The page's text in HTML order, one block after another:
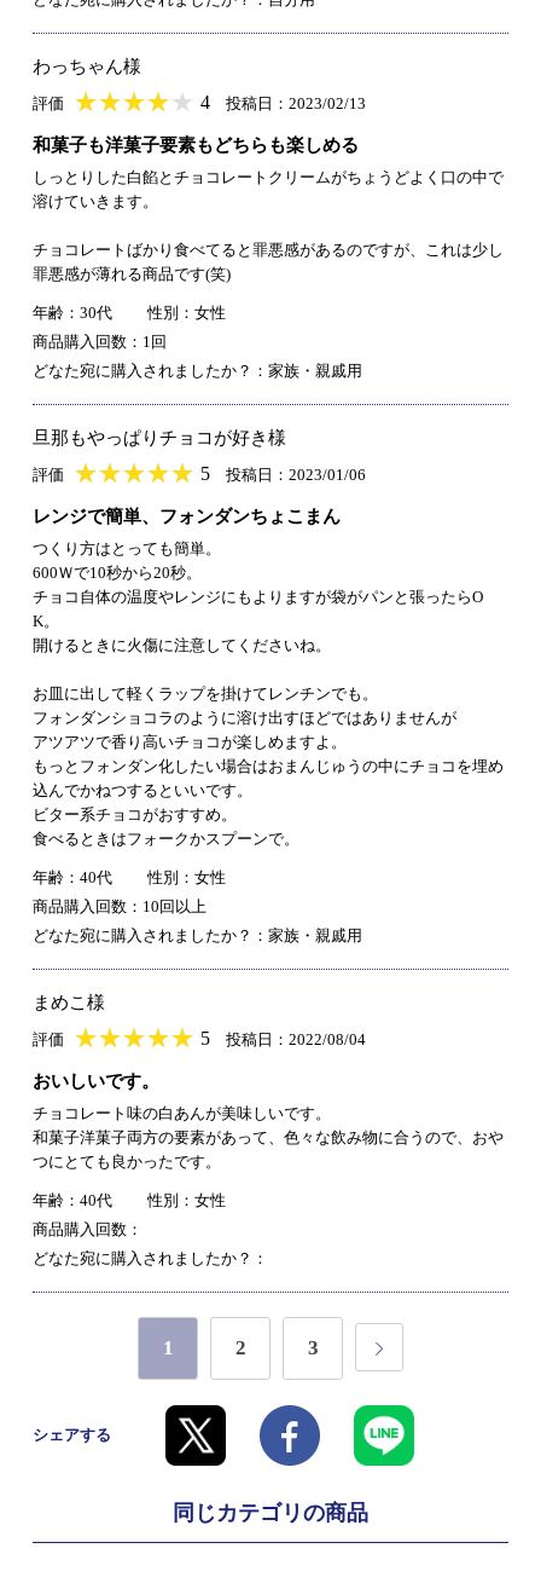
わっちゃん様
評価 ★★★★★
★★★★★ 4 投稿日：2023/02/13
和菓子も洋菓子要素もどちらも楽しめる
しっとりした白餡とチョコレートクリームがちょうどよく口の中で
溶けていきます。
チョコレートばかり食べてると罪悪感があるのですが、これは少し
罪悪感が薄れる商品です(笑)
年齢：30代
性別：女性
商品購入回数：1回
どなた宛に購入されましたか？：家族・親戚用
旦那もやっぱりチョコが好き様
評価 ★★★★★
★★★★★ 5 投稿日：2023/01/06
レンジで簡単、フォンダンちょこまん
つくり方はとっても簡単。
600Ｗで10秒から20秒。
チョコ自体の温度やレンジにもよりますが袋がパンと張ったらO
K。
開けるときに火傷に注意してくださいね。
お皿に出して軽くラップを掛けてレンチンでも。
フォンダンショコラのように溶け出すほどではありませんが
アツアツで香り高いチョコが楽しめますよ。
もっとフォンダン化したい場合はおまんじゅうの中にチョコを埋め
込んでかねつするといいです。
ビター系チョコがおすすめ。
食べるときはフォークかスプーンで。
年齢：40代
性別：女性
商品購入回数：10回以上
どなた宛に購入されましたか？：家族・親戚用
まめこ様
評価 ★★★★★
★★★★★ 5 投稿日：2022/08/04
おいしいです。
チョコレート味の白あんが美味しいです。
和菓子洋菓子両方の要素があって、色々な飲み物に合うので、おや
つにとても良かったです。
年齢：40代
性別：女性
商品購入回数：
どなた宛に購入されましたか？：
1 2 3
シェアする
同じカテゴリの商品